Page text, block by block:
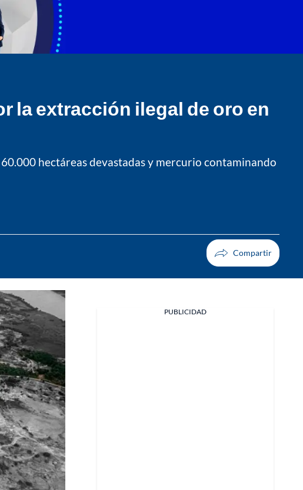
la extracción ilegal de oro en
hectáreas devastadas y mercurio contaminando
PUBLICIDAD